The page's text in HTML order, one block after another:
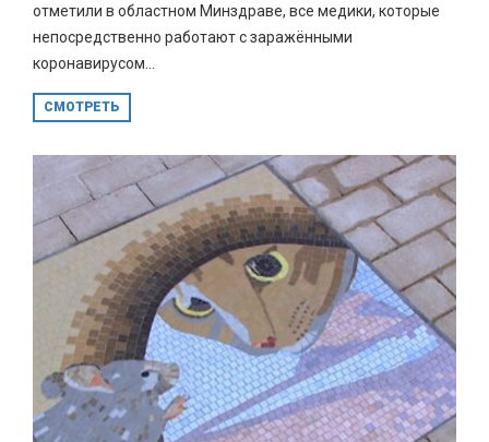
отметили в областном Минздраве, все медики, которые
непосредственно работают с заражёнными
коронавирусом...
СМОТРЕТЬ